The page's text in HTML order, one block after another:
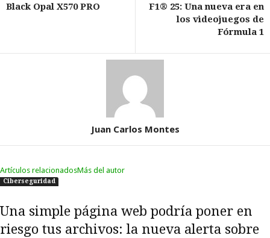
Black Opal X570 PRO
F1® 25: Una nueva era en
los videojuegos de
Fórmula 1
Juan Carlos Montes
Artículos relacionadosMás del autor
Ciberseguridad
Una simple página web podría poner en
riesgo tus archivos: la nueva alerta sobre